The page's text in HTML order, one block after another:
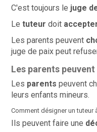
C'est toujours le juge
Letuteurdoit
Les parents peuvent
juge de paix peut
Les parents
Les parents peuvent
leurs enfants mineurs.
Comment désigner un tuteur
Ils peuvent faire une